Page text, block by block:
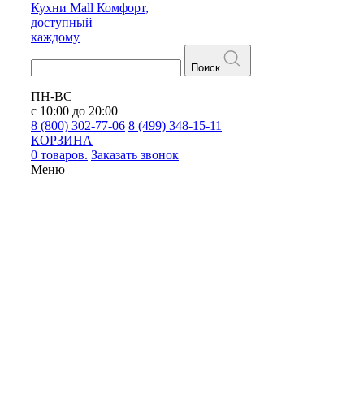
Кухни Mall Комфорт,
доступный
каждому
Поиск
ПН-ВС
с 10:00 до 20:00
8 (800) 302-77-06 8 (499) 348-15-11
КОРЗИНА
0 товаров. Заказать звонок
Меню